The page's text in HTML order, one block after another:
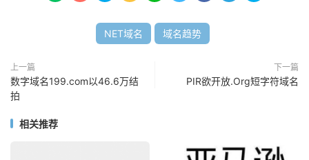
NET域名 域名趋势
上一篇
数字域名199.com以46.6万结
拍
下一篇
PIR欲开放.Org短字符域名
相关推荐